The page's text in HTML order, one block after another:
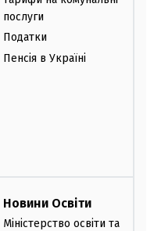
послуги
Податки
Пенсія в Україні
Новини Освіти
Міністерство освіти та